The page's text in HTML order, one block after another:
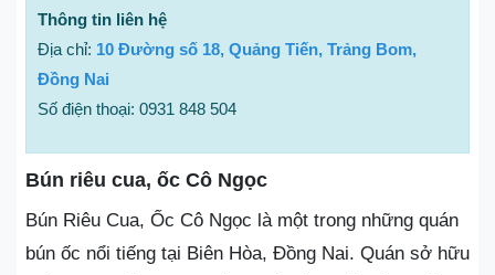
Thông tin liên hệ
Địa chỉ: 10 Đường số 18, Quảng Tiến, Trảng Bom,
Đồng Nai
Số điện thoại: 0931 848 504
Bún riêu cua, ốc Cô Ngọc
Bún Riêu Cua, Ốc Cô Ngọc là một trong những quán
bún ốc nổi tiếng tại Biên Hòa, Đồng Nai. Quán sở hữu